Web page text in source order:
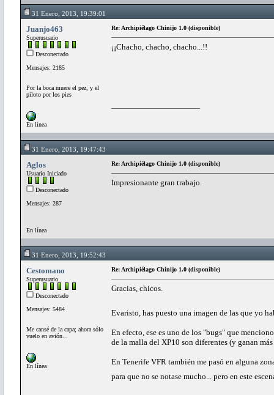
31 Enero, 2013, 19:39:01
Juanjo463
Superusuario
Desconectado
Mensajes: 2185
Por la boca muere el pez, y el
piloto por los pies
En línea
Re: Archipiélago Chinijo 1.0 (disponible)
¡¡Chacho, chacho, chacho...!!
31 Enero, 2013, 19:47:43
Aglos
Usuario Iniciado
Desconectado
Mensajes: 287
En línea
Re: Archipiélago Chinijo 1.0 (disponible)
Impresionante gran trabajo.
31 Enero, 2013, 19:52:43
Cestomano
Superusuario
Desconectado
Mensajes: 5484
Me cansé de la capa; ahora sólo
vuelo en avión...
En línea
Re: Archipiélago Chinijo 1.0 (disponible)
Gracias, chicos.
Evaristo, has puesto una imagen de las que yo
En efecto, ese es uno de los "bugs" que
de la malla del XP10 son diferentes (y ganan
En Tenerife VFR también me pasó en alguna
para que no se notase mucho... pero en este